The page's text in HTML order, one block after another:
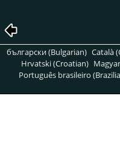
български (Bulgarian) Català
Hrvatski (Croatian)
Português brasileiro